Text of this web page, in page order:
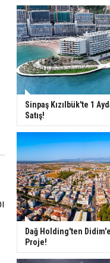
Sinpaş Kızılbük'te 1
Satış!
Dağ Holding'ten
Proje!